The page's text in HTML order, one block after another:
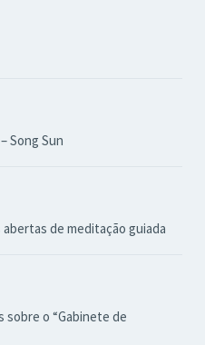
Song Sun
de meditação guiada
sobre o “Gabinete de